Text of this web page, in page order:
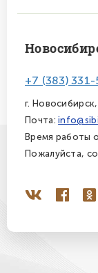
+7 (383)
г.
Почта:
Время работы
Пожалуйста,